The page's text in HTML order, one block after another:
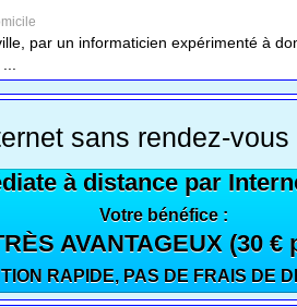
par un informaticien expérimenté à
sans rendez-vous
à distance par
Votre bénéfice :
AVANTAGEUX (30 €
RAPIDE, PAS DE FRAIS DE